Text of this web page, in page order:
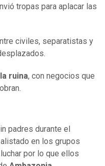
tropas para aplacar las
civiles, separatistas y
ruina, con negocios que
padres durante el
en los grupos
por lo que ellos